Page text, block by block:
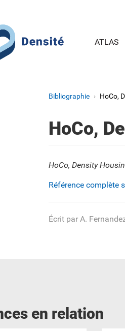
ATLAS
Bibliographie HoCo,
HoCo,
HoCo, Density
Référence complète
Écrit par A.
en relation